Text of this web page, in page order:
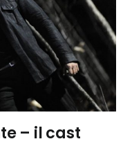
– il cast